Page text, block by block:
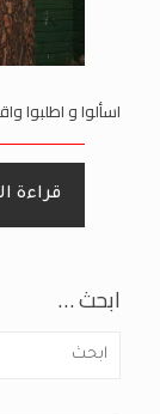
اسألوا و اطلبوا
قراءة
ابحث …